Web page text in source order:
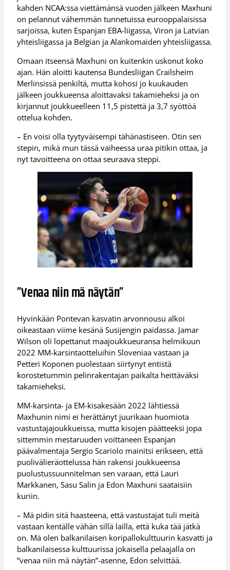
kahden NCAA:ssa viettämänsä vuoden jälkeen Maxhuni
on pelannut vähemmän tunnetuissa eurooppalaisissa
sarjoissa, kuten Espanjan EBA-liigassa, Viron ja Latvian
yhteisliigassa ja Belgian ja Alankomaiden yhteisliigassa.
Omaan itseensä Maxhuni on kuitenkin uskonut koko
ajan. Hän aloitti kautensa Bundesliigan Crailsheim
Merlinsissä penkiltä, mutta kohosi jo kuukauden
jälkeen joukkueensa aloittavaksi takamieheksi ja on
kirjannut joukkueelleen 11,5 pistettä ja 3,7 syöttöä
ottelua kohden.
– En voisi olla tyytyväisempi tähänastiseen. Otin sen
stepin, mikä mun tässä vaiheessa uraa pitikin ottaa, ja
nyt tavoitteena on ottaa seuraava steppi.
”Venaa niin mä näytän”
Hyvinkään Pontevan kasvatin arvonnousu alkoi
oikeastaan viime kesänä Susijengin paidassa. Jamar
Wilson oli lopettanut maajoukkueuransa helmikuun
2022 MM-karsintaotteluihin Sloveniaa vastaan ja
Petteri Koponen puolestaan siirtynyt entistä
korostetummin pelinrakentajan paikalta heittäväksi
takamieheksi.
MM-karsinta- ja EM-kisakesään 2022 lähtiessä
Maxhunin nimi ei herättänyt juurikaan huomiota
vastustajajoukkueissa, mutta kisojen päätteeksi jopa
sittemmin mestaruuden voittaneen Espanjan
päävalmentaja Sergio Scariolo mainitsi erikseen, että
puolivälieräottelussa hän rakensi joukkueensa
puolustussuunnitelman sen varaan, että Lauri
Markkanen, Sasu Salin ja Edon Maxhuni saataisiin
kuriin.
– Mä pidin sitä haasteena, että vastustajat tuli meitä
vastaan kentälle vähän sillä lailla, että kuka tää jätkä
on. Mä olen balkanilaisen koripallokulttuurin kasvatti ja
balkanilaisessa kulttuurissa jokaisella pelaajalla on
”venaa niin mä näytän”-asenne, Edon selvittää.